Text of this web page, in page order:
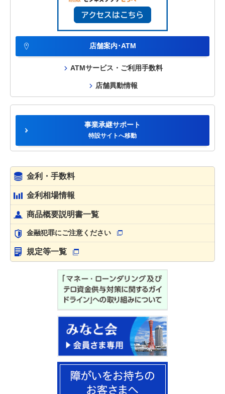
店舗案内･ATM
ATMサービス・ご利用手数料
店舗異動情報
事業承継サポート
特設サイトへ移動
金利・手数料
金利相場情報
商品概要説明書一覧
金融犯罪にご注意ください
規定等一覧